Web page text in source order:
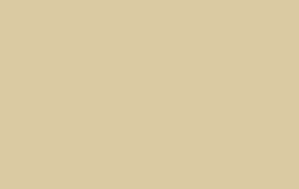
rien
tous les matériaux utilisés
grâce à son